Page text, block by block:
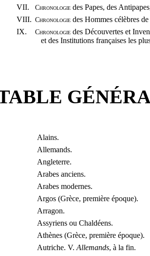
VII.
Chronologie des Papes, des
VIII. Chronologie des Hommes célèbres
IX.
Chronologie des Découvertes et
et des Institutions françaises les
Alains.
Allemands.
Angleterre.
Arabes anciens.
Arabes modernes.
Argos (Grèce, première époque).
Arragon.
Assyriens ou Chaldéens.
Athènes (Grèce, première époque).
Autriche. V. Allemands, à la fin.